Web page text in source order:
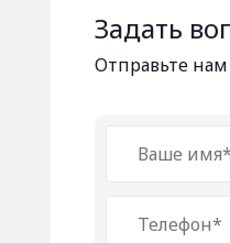
Задать
Отправьте